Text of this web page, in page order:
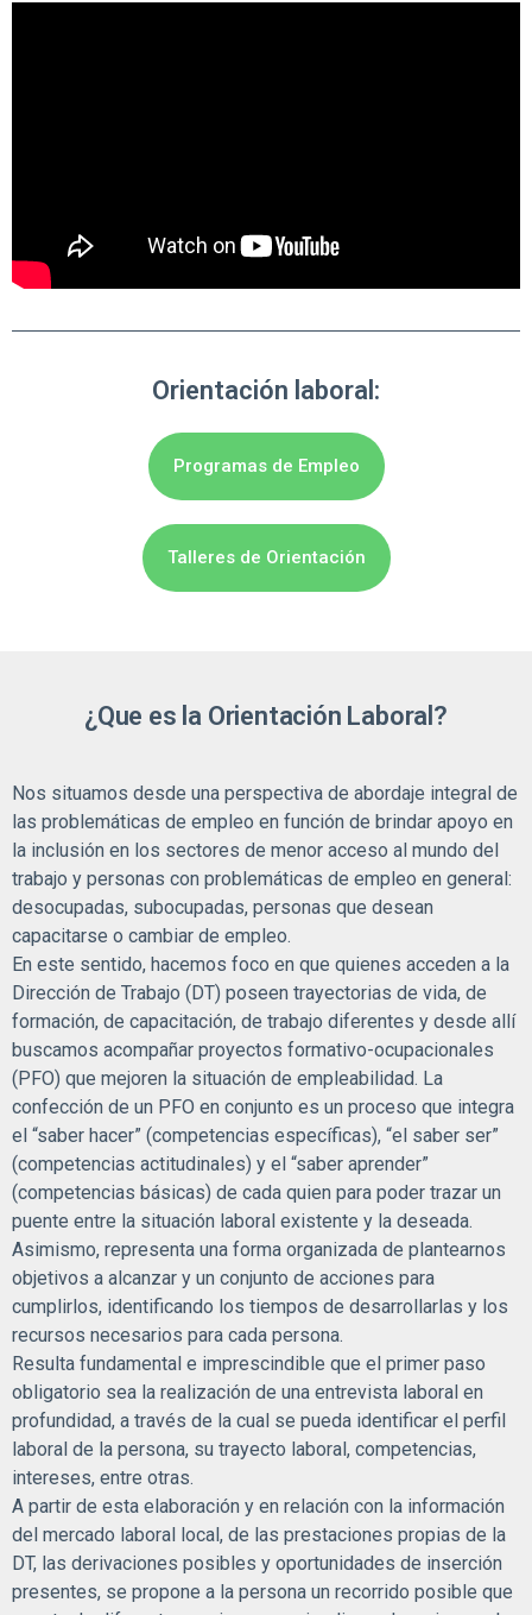
Orientación laboral:
Programas de Empleo
Talleres de Orientación
¿Que es la Orientación Laboral?
Nos situamos desde una perspectiva de abordaje integral de
las problemáticas de empleo en función de brindar apoyo en
la inclusión en los sectores de menor acceso al mundo del
trabajo y personas con problemáticas de empleo en general:
desocupadas, subocupadas, personas que desean
capacitarse o cambiar de empleo.
En este sentido, hacemos foco en que quienes acceden a la
Dirección de Trabajo (DT) poseen trayectorias de vida, de
formación, de capacitación, de trabajo diferentes y desde allí
buscamos acompañar proyectos formativo-ocupacionales
(PFO) que mejoren la situación de empleabilidad. La
confección de un PFO en conjunto es un proceso que integra
el “saber hacer” (competencias específicas), “el saber ser”
(competencias actitudinales) y el “saber aprender”
(competencias básicas) de cada quien para poder trazar un
puente entre la situación laboral existente y la deseada.
Asimismo, representa una forma organizada de plantearnos
objetivos a alcanzar y un conjunto de acciones para
cumplirlos, identificando los tiempos de desarrollarlas y los
recursos necesarios para cada persona.
Resulta fundamental e imprescindible que el primer paso
obligatorio sea la realización de una entrevista laboral en
profundidad, a través de la cual se pueda identificar el perfil
laboral de la persona, su trayecto laboral, competencias,
intereses, entre otras.
A partir de esta elaboración y en relación con la información
del mercado laboral local, de las prestaciones propias de la
DT, las derivaciones posibles y oportunidades de inserción
presentes, se propone a la persona un recorrido posible que